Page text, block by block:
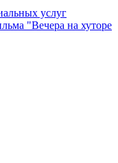
услуг
"Вечера на хуторе